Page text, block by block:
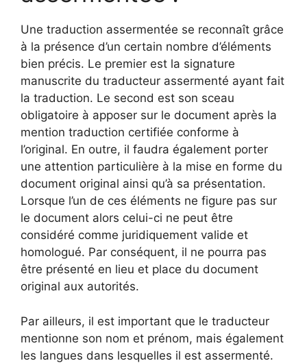
Une traduction assermentée se reconnaît grâce
à la présence d’un certain nombre d’éléments
bien précis. Le premier est la signature
manuscrite du traducteur assermenté ayant fait
la traduction. Le second est son sceau
obligatoire à apposer sur le document après la
mention traduction certifiée conforme à
l’original. En outre, il faudra également porter
une attention particulière à la mise en forme du
document original ainsi qu’à sa présentation.
Lorsque l’un de ces éléments ne figure pas sur
le document alors celui-ci ne peut être
considéré comme juridiquement valide et
homologué. Par conséquent, il ne pourra pas
être présenté en lieu et place du document
original aux autorités.
Par ailleurs, il est important que le traducteur
mentionne son nom et prénom, mais également
les langues dans lesquelles il est assermenté.